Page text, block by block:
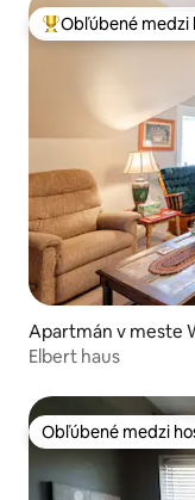
Najobľúbenejšie
Obľúbené medzi
Apartmán v meste
Elbert haus
Obľúbené medzi
Obľúbené medzi